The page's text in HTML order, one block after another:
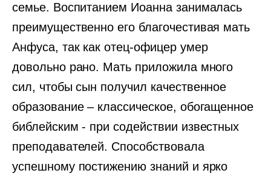
семье. Воспитанием Иоанна занималась
преимущественно его благочестивая мать
Анфуса, так как отец-офицер умер
довольно рано. Мать приложила много
сил, чтобы сын получил качественное
образование – классическое, обогащенное
библейским - при содействии известных
преподавателей. Способствовала
успешному постижению знаний и ярко